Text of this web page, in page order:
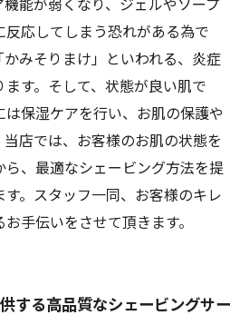
能が弱くなり、ジェルやソープ
反応してしまう恐れがある為で
みそりまけ」といわれる、炎症
す。そして、状態が良い肌で
は保湿ケアを行い、お肌の保護や
店では、お客様のお肌の状態を
ら、最適なシェービング方法を提
。スタッフ一同、お客様のキレ
手伝いをさせて頂きます。
する高品質なシェービングサー